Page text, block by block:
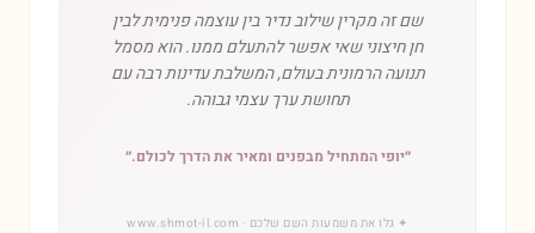
שם זה מקרין שילוב נדיר בין עוצמה פנימית לבין
חן חיצוני שאי אפשר להתעלם ממנו. הוא מסמל
תנועה הרמונית בעולם, המשלבת עדינות רבה עם
תחושת ערך עצמי גבוהה.
״יופי המתחיל מבפנים ומאיר את הדרך לכולם.״
✦ גלו את משמעות השם שלכם · www.shmot-il.com